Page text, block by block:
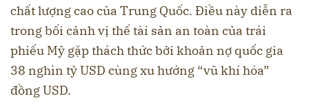
chất lượng cao của Trung Quốc. Điều này diễn ra
trong bối cảnh vị thế tài sản an toàn của trái
phiếu Mỹ gặp thách thức bởi khoản nợ quốc gia
38 nghìn tỷ USD cùng xu hướng “vũ khí hóa”
đồng USD.